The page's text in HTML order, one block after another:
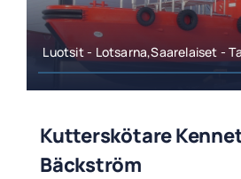
Luotsit - Lotsarna,Saarelaiset -
Kutterskötare
Bäckström